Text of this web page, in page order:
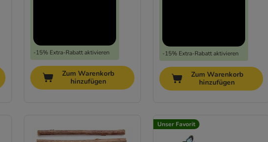
-15% Extra-Rabatt aktivieren
Zum Warenkorb
hinzufügen
-15% Extra-Rabatt aktivieren
Zum Warenkorb
hinzufügen
Unser Favorit